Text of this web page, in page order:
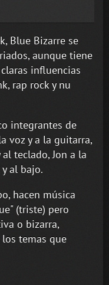
Blue Bizarre se
aunque tiene
influencias
rap rock y nu
integrantes de
voz y a la guitarra,
teclado, Jon a la
al bajo.
hacen música
(triste) pero
o bizarra,
temas que